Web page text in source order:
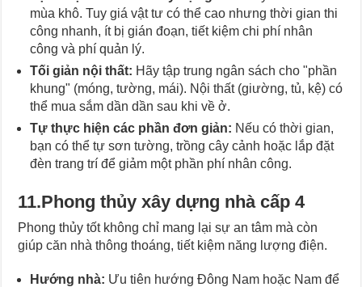
mùa khô. Tuy giá vật tư có thể cao nhưng thời gian thi
công nhanh, ít bị gián đoạn, tiết kiệm chi phí nhân
công và phí quản lý.
Tối giản nội thất: Hãy tập trung ngân sách cho "phần
khung" (móng, tường, mái). Nội thất (giường, tủ, kệ) có
thể mua sắm dần dần sau khi về ở.
Tự thực hiện các phần đơn giản: Nếu có thời gian,
bạn có thể tự sơn tường, trồng cây cảnh hoặc lắp đặt
đèn trang trí để giảm một phần phí nhân công.
11.Phong thủy xây dựng nhà cấp 4
Phong thủy tốt không chỉ mang lại sự an tâm mà còn
giúp căn nhà thông thoáng, tiết kiệm năng lượng điện.
Hướng nhà: Ưu tiên hướng Đông Nam hoặc Nam để